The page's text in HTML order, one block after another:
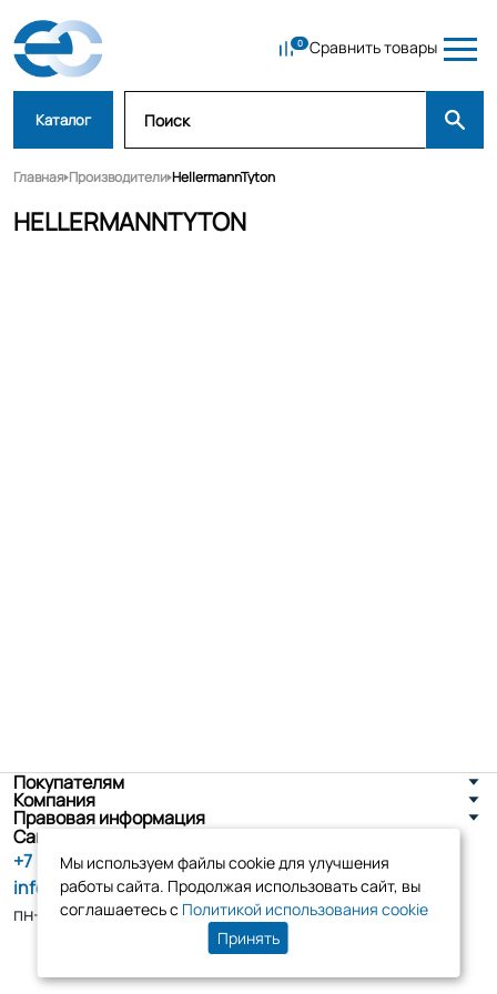
Сравнить товары
Каталог
Главная Производители HellermannTyton
HELLERMANNTYTON
Покупателям
Компания
Правовая информация
Санкт-Петербург, ул. Новоселов д. 8
+7 (800) 555-86-90
info@tk-elko.ru
пн-пт, 10:00 - 18:00
Мы используем файлы cookie для улучшения
работы сайта. Продолжая использовать сайт, вы
соглашаетесь с Политикой использования cookie
Принять